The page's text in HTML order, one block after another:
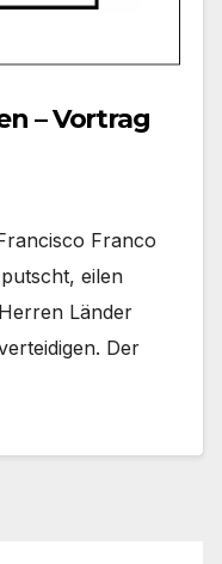
– Vortrag
Franco
eilen
Länder
Der